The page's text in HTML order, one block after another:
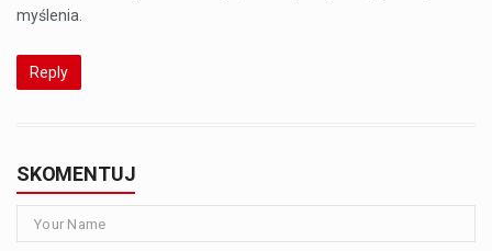
myślenia.
Reply
SKOMENTUJ